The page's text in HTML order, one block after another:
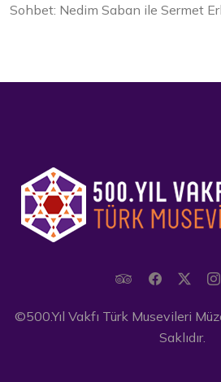
Sohbet: Nedim Saban ile Sermet
©500.Yıl Vakfı Türk Musevileri
Saklıdır.